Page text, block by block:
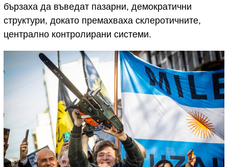
бързаха да въведат пазарни, демократични
структури, докато премахваха склеротичните,
централно контролирани системи.